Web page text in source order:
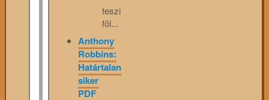
teszi
föl...
Anthony
Robbins:
Határtalan
siker
PDF